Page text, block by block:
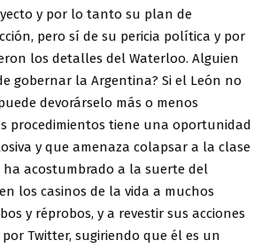
y por lo tanto su plan de
pero sí de su pericia política y por
los detalles del Waterloo. Alguien
gobernar la Argentina? Si el León no
devorárselo más o menos
procedimientos tiene una oportunidad
y que amenaza colapsar a la clase
ha acostumbrado a la suerte del
los casinos de la vida a muchos
y réprobos, y a revestir sus acciones
por Twitter, sugiriendo que él es un